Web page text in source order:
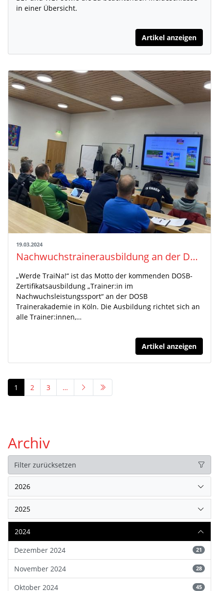
in einer Übersicht.
Artikel anzeigen
19.03.2024
Nachwuchstrainerausbildung an der DOSB-Trainerakademie
„Werde TraiNa!“ ist das Motto der kommenden DOSB-
Zertifikatsausbildung „Trainer:in im
Nachwuchsleistungssport“ an der DOSB
Trainerakademie in Köln. Die Ausbildung richtet sich an
alle Trainer:innen,…
Artikel anzeigen
1 2 3 …
Archiv
Filter zurücksetzen
2026
2025
2024
Dezember 2024
21
November 2024 28
Oktober 2024 45